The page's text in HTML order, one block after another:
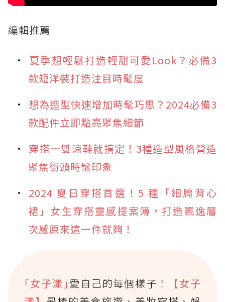
編輯推薦
夏季想輕鬆打造輕甜可愛Look？必備3
款短洋裝打造注目時髦度
想為造型快速增加時髦巧思？2024必備3
款配件立即點亮聚焦細節
穿搭一雙涼鞋就搞定！3種造型風格營造
聚焦街頭時髦印象
2024 夏日穿搭首選！5 種「細肩背心
裙」女生穿搭靈感提案簿，打造飄逸層
次感原來這一件就夠！
｢女子漾｣ 愛自己的每個樣子！
【女子